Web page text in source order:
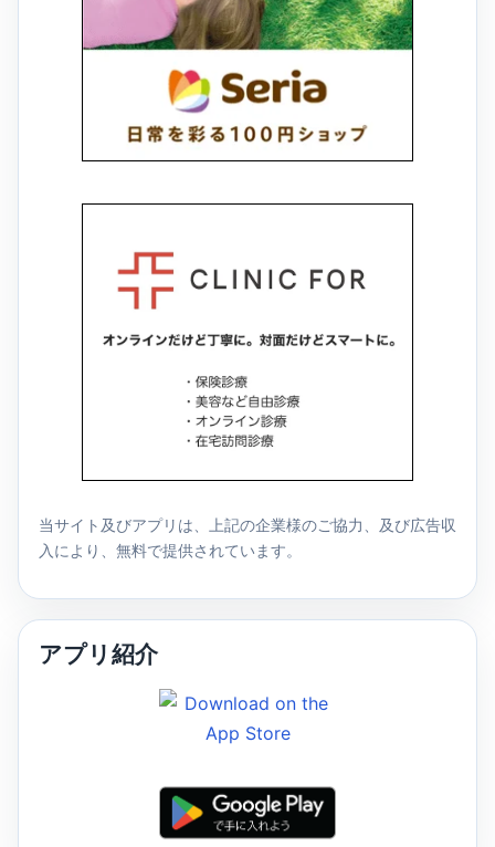
当サイト及びアプリは、上記の企業様のご協力、及び広告収
入により、無料で提供されています。
アプリ紹介